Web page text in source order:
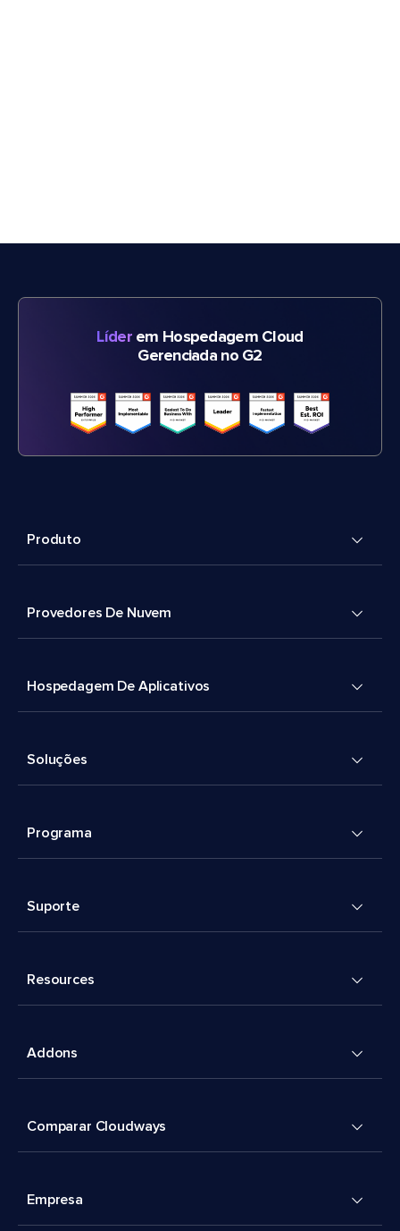
Líderem Hospedagem Cloud
Gerenciada no G2
Produto
Provedores De Nuvem
Hospedagem De Aplicativos
Soluções
Programa
Suporte
Resources
Addons
Comparar Cloudways
Empresa